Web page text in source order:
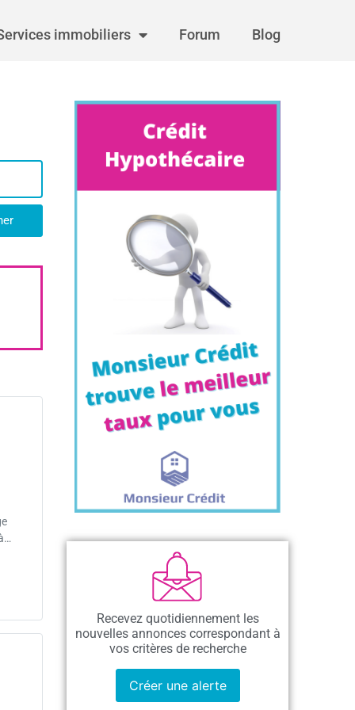
immobiliers Forum Blog
Recevez quotidiennement les
nouvelles annonces correspondant à
vos critères de recherche
Créer une alerte